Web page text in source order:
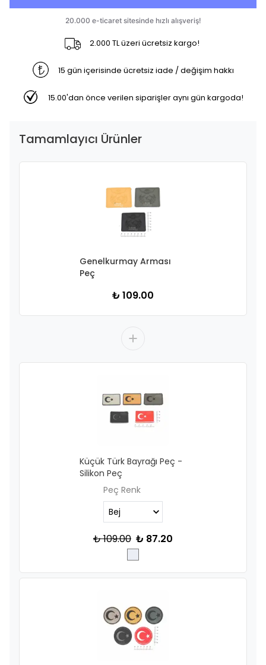
2.000 TL üzeri ücretsiz kargo!
15 gün içerisinde ücretsiz iade / değişim hakkı
15.00'dan önce verilen siparişler aynı gün kargoda!
Tamamlayıcı Ürünler
Genelkurmay Arması
Peç
₺ 109.00
Küçük Türk Bayrağı Peç -
Silikon Peç
Peç Renk
₺ 109.00 ₺ 87.20